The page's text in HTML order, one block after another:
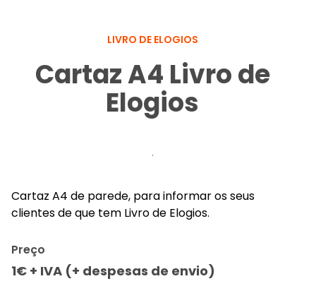
LIVRO DE ELOGIOS
Cartaz A4 Livro de
Elogios
.
Cartaz A4 de parede, para informar os seus
clientes de que tem Livro de Elogios.
Preço
1€ + IVA (+ despesas de envio)